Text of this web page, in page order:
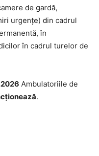
de gardă,
urgenţe) din cadrul
în
în cadrul turelor de
Ambulatoriile de
.